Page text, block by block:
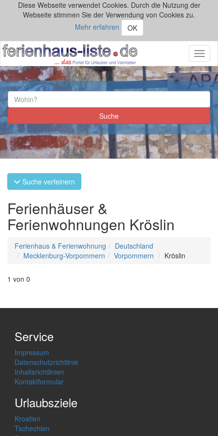
Diese Webseite verwendet Cookies. Durch die Nutzung der
Webseite stimmen Sie der Verwendung von Cookies zu.
Mehr erfahren
OK
Suche verfeinern
Ferienhäuser &
Ferienwohnungen Kröslin
Ferienhaus & Ferienwohnung
Deutschland
Mecklenburg-Vorpommern
Vorpommern Kröslin
1 von 0
Service
Impressum
Datenschutzrichtlinie
Inhaltsrichtlinien
Kontaktformular
Urlaubsziele
Kroatien
Tschechien